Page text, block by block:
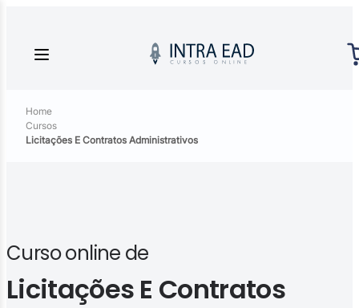
Home
Cursos
Licitações E Contratos Administrativos
Curso online de
Licitações E Contratos